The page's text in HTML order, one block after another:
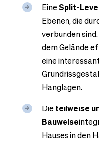
EineSplit-
Ebenen, die
verbunden
dem Gelände
eine
Hanglagen.
Die teilweise
Bauweise
Hauses in den